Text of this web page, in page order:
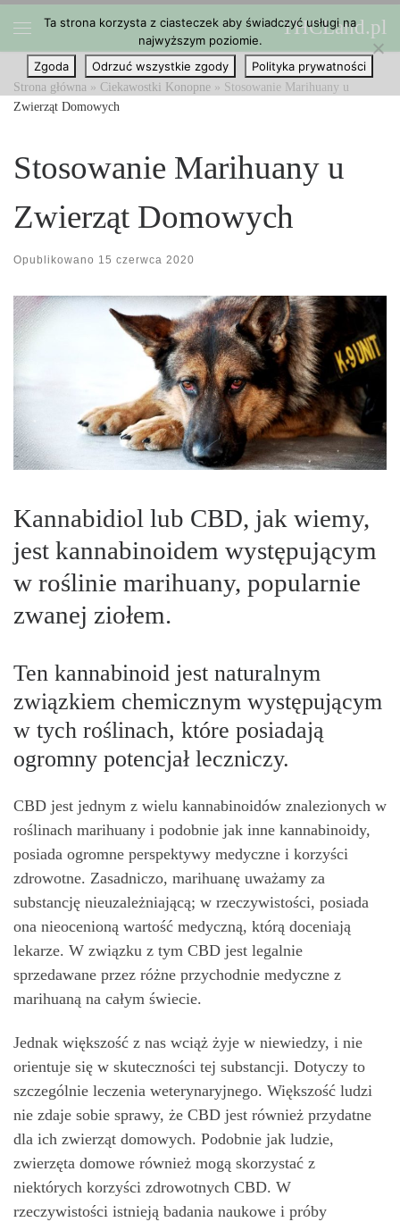
Przejdź do treści THCLand.pl
Strona główna » Ciekawostki Konopne » Stosowanie Marihuany u
Zwierząt Domowych
Stosowanie Marihuany u
Zwierząt Domowych
Opublikowano 15 czerwca 2020
Kannabidiol lub CBD, jak wiemy,
jest kannabinoidem występującym
w roślinie marihuany, popularnie
zwanej ziołem.
Ten kannabinoid jest naturalnym
związkiem chemicznym występującym
w tych roślinach, które posiadają
ogromny potencjał leczniczy.
CBD jest jednym z wielu kannabinoidów znalezionych w
roślinach marihuany i podobnie jak inne kannabinoidy,
posiada ogromne perspektywy medyczne i korzyści
zdrowotne. Zasadniczo, marihuanę uważamy za
substancję nieuzależniającą; w rzeczywistości, posiada
ona nieocenioną wartość medyczną, którą doceniają
lekarze. W związku z tym CBD jest legalnie
sprzedawane przez różne przychodnie medyczne z
marihuaną na całym świecie.
Jednak większość z nas wciąż żyje w niewiedzy, i nie
orientuje się w skuteczności tej substancji. Dotyczy to
szczególnie leczenia weterynaryjnego. Większość ludzi
nie zdaje sobie sprawy, że CBD jest również przydatne
dla ich zwierząt domowych. Podobnie jak ludzie,
zwierzęta domowe również mogą skorzystać z
niektórych korzyści zdrowotnych CBD. W
rzeczywistości istnieją badania naukowe i próby
Ta strona korzysta z ciasteczek aby świadczyć usługi na
najwyższym poziomie.
Zgoda
Odrzuć wszystkie zgody Polityka prywatności